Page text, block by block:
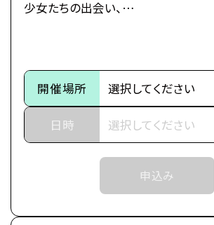
●注意事項
※各体験授業には定員に限りがござ
そのため、ご予約状況により、
抽選等の対応をさせていただく場合
※当日ご参加いただける方には校舎
予約確定のご連絡をいたします。
それまでは予約完了しておりません
予めご了承ください。
※中学生以上の方が対象となります。
少女たちの出会い、
都内の進学校に通う17歳の女子高生
バイトと学業の両立に励む超絶多忙
いた。
日々の癒やしは、インターネット上
ヨミ＞の管理人兼大人気ライバー(配
チヨの配信を見ること。
自分の分身を作り誰もが自由に創作
クヨミ＞で、彩葉はヤチヨの推し活を
開催場所
日時
申込み